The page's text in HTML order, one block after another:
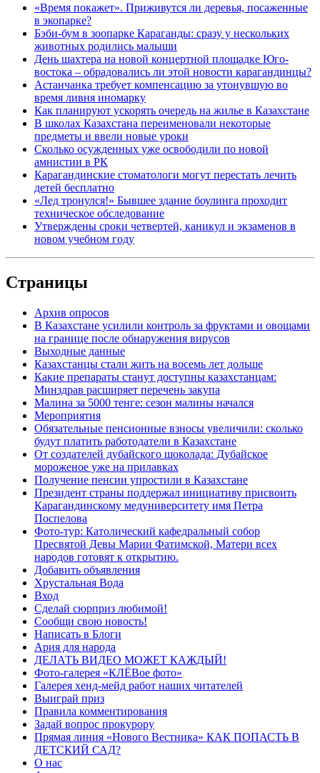
«Время покажет». Приживутся ли деревья, посаженные
в экопарке?
Бэби-бум в зоопарке Караганды: сразу у нескольких
животных родились малыши
День шахтера на новой концертной площадке Юго-
востока – обрадовались ли этой новости карагандинцы?
Астанчанка требует компенсацию за утонувшую во
время ливня иномарку
Как планируют ускорять очередь на жилье в Казахстане
В школах Казахстана переименовали некоторые
предметы и ввели новые уроки
Сколько осужденных уже освободили по новой
амнистии в РК
Карагандинские стоматологи могут перестать лечить
детей бесплатно
«Лед тронулся!» Бывшее здание боулинга проходит
техническое обследование
Утверждены сроки четвертей, каникул и экзаменов в
новом учебном году
Страницы
Архив опросов
В Казахстане усилили контроль за фруктами и овощами
на границе после обнаружения вирусов
Выходные данные
Казахстанцы стали жить на восемь лет дольше
Какие препараты станут доступны казахстанцам:
Минздрав расширяет перечень закупа
Малина за 5000 тенге: сезон малины начался
Мероприятия
Обязательные пенсионные взносы увеличили: сколько
будут платить работодатели в Казахстане
От создателей дубайского шоколада: Дубайское
мороженое уже на прилавках
Получение пенсии упростили в Казахстане
Президент страны поддержал инициативу присвоить
Карагандинскому медуниверситету имя Петра
Поспелова
Фото-тур: Католический кафедральный собор
Пресвятой Девы Марии Фатимской, Матери всех
народов готовят к открытию.
Добавить объявления
Хрустальная Вода
Вход
Сделай сюрприз любимой!
Сообщи свою новость!
Написать в Блоги
Ария для народа
ДЕЛАТЬ ВИДЕО МОЖЕТ КАЖДЫЙ!
Фото-галерея «КЛЁВое фото»
Галерея хенд-мейд работ наших читателей
Выиграй приз
Правила комментирования
Задай вопрос прокурору
Прямая линия «Нового Вестника» КАК ПОПАСТЬ В
ДЕТСКИЙ САД?
О нас